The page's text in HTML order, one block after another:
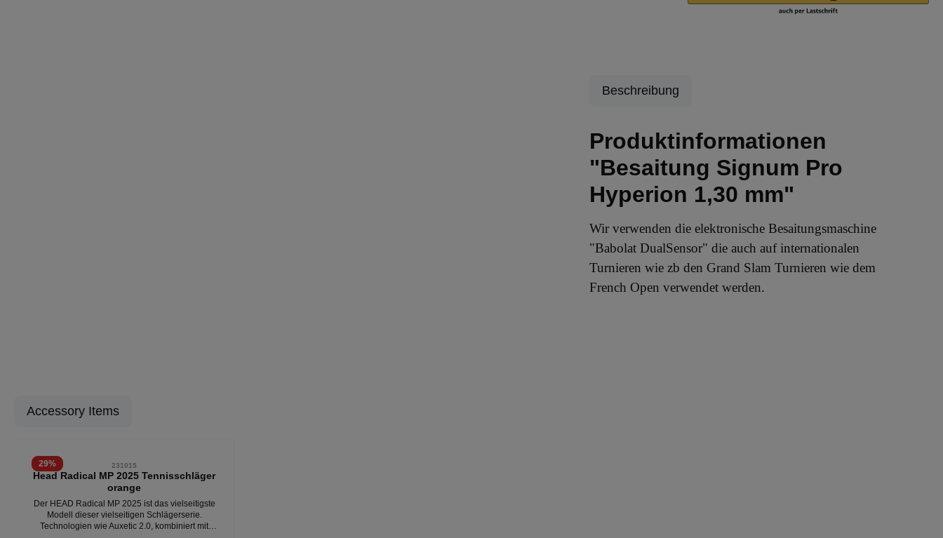
Beschreibung
Produktinformationen
"Besaitung Signum Pro
Hyperion 1,30 mm"
Wir verwenden die elektronische Besaitungsmaschine
"Babolat DualSensor" die auch auf internationalen
Turnieren wie zb den Grand Slam Turnieren wie dem
French Open verwendet werden.
Accessory Items
29% 231015
Head Radical MP 2025 Tennisschläger
orange
Der HEAD Radical MP 2025 ist das vielseitigste
Modell dieser vielseitigen Schlägerserie.
Technologien wie Auxetic 2.0, kombiniert mit